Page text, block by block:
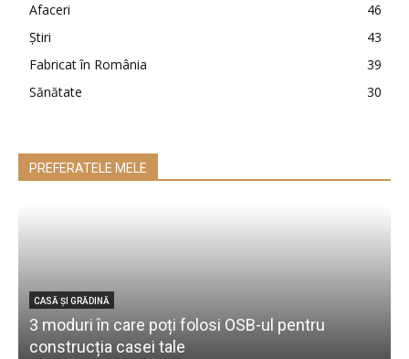
Afaceri
46
Ştiri
43
Fabricat în România
39
Sănătate
30
PREFERATELE MELE
CASĂ ŞI GRĂDINĂ
3 moduri în care poți folosi OSB-ul pentru
construcția casei tale